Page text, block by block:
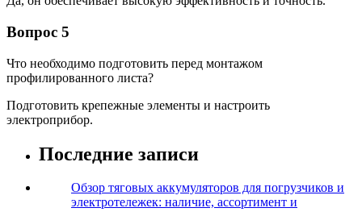
Вопрос 5
Что необходимо подготовить перед монтажом
профилированного листа?
Подготовить крепежные элементы и настроить
электроприбор.
Последние записи
Обзор тяговых аккумуляторов для погрузчиков и
электротележек: наличие, ассортимент и